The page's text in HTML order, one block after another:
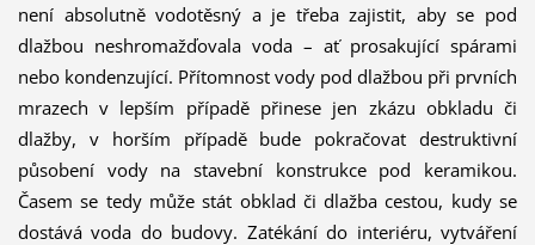
není absolutně vodotěsný a je třeba zajistit, aby se pod
dlažbou neshromažďovala voda – ať prosakující spárami
nebo kondenzující. Přítomnost vody pod dlažbou při prvních
mrazech v lepším případě přinese jen zkázu obkladu či
dlažby, v horším případě bude pokračovat destruktivní
působení vody na stavební konstrukce pod keramikou.
Časem se tedy může stát obklad či dlažba cestou, kudy se
dostává voda do budovy. Zatékání do interiéru, vytváření